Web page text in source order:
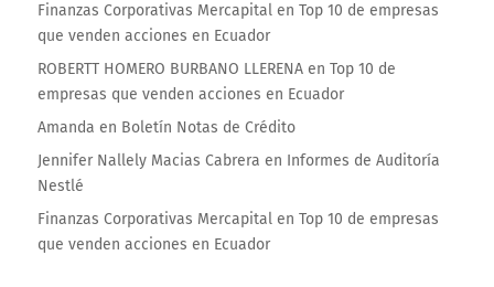
Finanzas Corporativas Mercapitalen Top 10 de empresas
que venden acciones en Ecuador
ROBERTT HOMERO BURBANO LLERENAen Top 10 de
empresas que venden acciones en Ecuador
Amanda en Boletín Notas de Crédito
Jennifer Nallely Macias Cabrera en Informes de Auditoría
Nestlé
Finanzas Corporativas Mercapitalen Top 10 de empresas
que venden acciones en Ecuador